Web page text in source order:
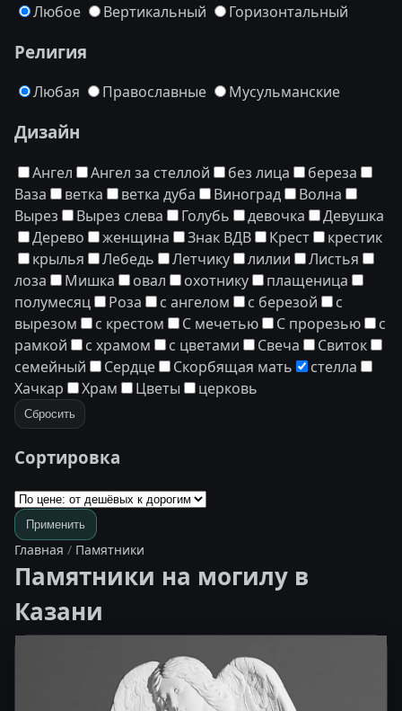
Любое Вертикальный Горизонтальный
Религия
Любая Православные Мусульманские
Дизайн
Ангел Ангел за стеллой без лица
береза
Ваза
ветка ветка дуба Виноград
Волна
Вырез
Вырез слева Голубь девочка
Девушка
Дерево
женщина Знак ВДВ Крест
крестик
крылья
Лебедь Летчику лилии
Листья
лоза
Мишка овал охотнику
плащеница
полумесяц
Роза с ангелом с березой
с
вырезом
с крестом С мечетью С прорезью
с
рамкой
с храмом с цветами Свеча
Свиток
семейный
Сердце Скорбящая мать
стелла
Хачкар
Храм Цветы церковь
Сбросить
Сортировка
Применить
Главная / Памятники
Памятники на могилу в
Казани